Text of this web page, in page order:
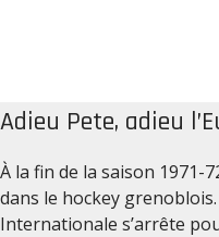
Adieu Pete, adieu
À la fin de la saison 1971-
dans le hockey
Internationale s’arrête